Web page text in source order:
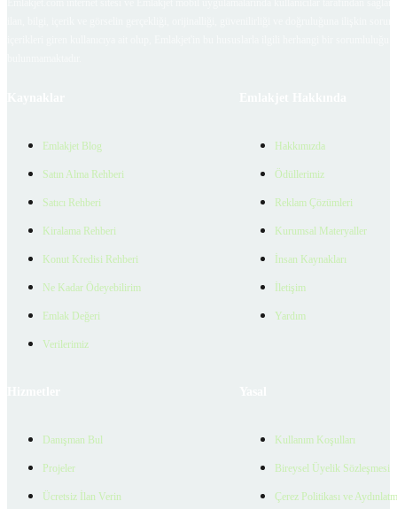
Emlakjet Blog
Satın Alma Rehberi
Satıcı Rehberi
Kiralama Rehberi
Konut Kredisi Rehberi
Ne Kadar Ödeyebilirim
Emlak Değeri
Verilerimiz
Hakkımızda
Ödüllerimiz
Reklam Çözümleri
Kurumsal Materyaller
İnsan Kaynakları
İletişim
Yardım
Danışman Bul
Projeler
Ücretsiz İlan Verin
Kullanım Koşulları
Bireysel Üyelik Sözleşmesi
Çerez Politikası ve